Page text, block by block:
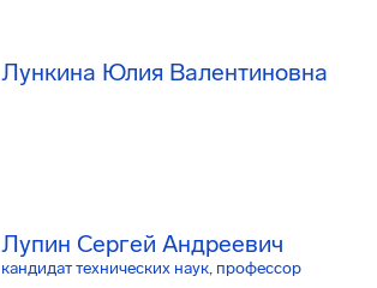
Лункина Юлия Валентиновна
Лупин Сергей Андреевич
кандидат технических наук, профессор